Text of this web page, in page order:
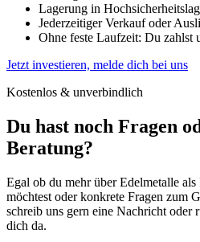
Lagerung in
Jederzeitiger Verkauf oder
Ohne feste Laufzeit: Du zahlst
Jetzt investieren, melde dich bei uns
Kostenlos & unverbindlich
Du hast noch Fragen
Beratung?
Egal ob du mehr über Edelmetalle als
möchtest oder konkrete Fragen zum
schreib uns gern eine Nachricht
dich da.